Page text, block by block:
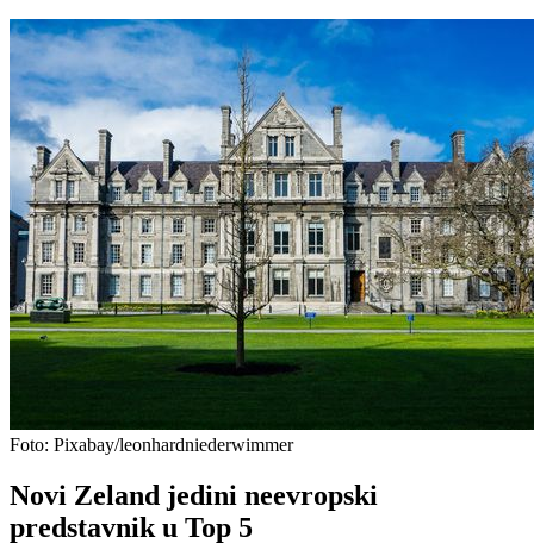
Foto: Pixabay/leonhardniederwimmer
Novi Zeland jedini neevropski
predstavnik u Top 5